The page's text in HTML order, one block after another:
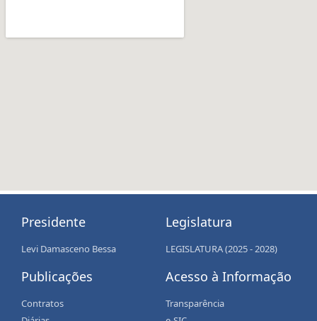
Presidente
Levi Damasceno Bessa
Publicações
Contratos
Legislatura
LEGISLATURA (2025 - 2028)
Acesso à Informação
Transparência